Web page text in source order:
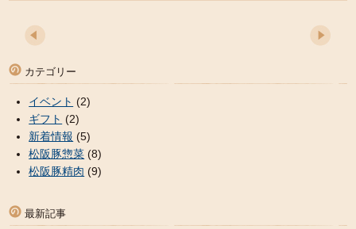
カテゴリー
イベント (2)
ギフト (2)
新着情報 (5)
松阪豚惣菜 (8)
松阪豚精肉 (9)
最新記事